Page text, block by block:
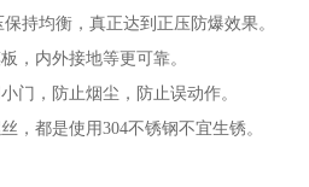
持均衡，真正达到正压防爆效果。
，内外接地等更可靠。
门，防止烟尘，防止误动作。
，都是使用304不锈钢不宜生锈。